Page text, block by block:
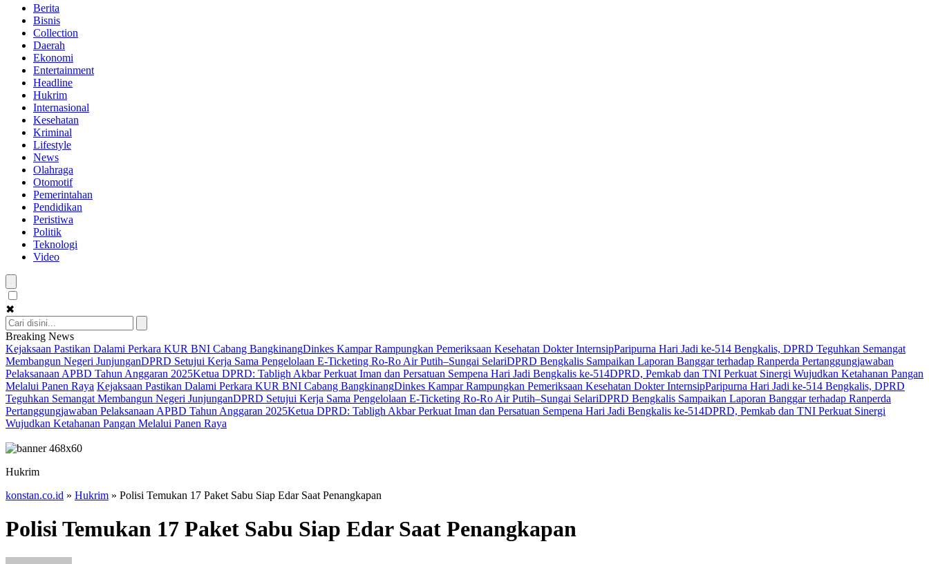
Berita
Bisnis
Collection
Daerah
Ekonomi
Entertainment
Headline
Hukrim
Internasional
Kesehatan
Kriminal
Lifestyle
News
Olahraga
Otomotif
Pemerintahan
Pendidikan
Peristiwa
Politik
Teknologi
Video
✖
Breaking News
Kejaksaan Pastikan Dalami Perkara KUR BNI Cabang BangkinangDinkes Kampar Rampungkan Pemeriksaan Kesehatan Dokter InternsipParipurna Hari Jadi ke-514 Bengkalis, DPRD Teguhkan Semangat
Membangun Negeri JunjunganDPRD Setujui Kerja Sama Pengelolaan E-Ticketing Ro-Ro Air Putih–Sungai SelariDPRD Bengkalis Sampaikan Laporan Banggar terhadap Ranperda Pertanggungjawaban
Pelaksanaan APBD Tahun Anggaran 2025Ketua DPRD: Tabligh Akbar Perkuat Iman dan Persatuan Sempena Hari Jadi Bengkalis ke-514DPRD, Pemkab dan TNI Perkuat Sinergi Wujudkan Ketahanan Pangan
Melalui Panen Raya Kejaksaan Pastikan Dalami Perkara KUR BNI Cabang BangkinangDinkes Kampar Rampungkan Pemeriksaan Kesehatan Dokter InternsipParipurna Hari Jadi ke-514 Bengkalis, DPRD
Teguhkan Semangat Membangun Negeri JunjunganDPRD Setujui Kerja Sama Pengelolaan E-Ticketing Ro-Ro Air Putih–Sungai SelariDPRD Bengkalis Sampaikan Laporan Banggar terhadap Ranperda
Pertanggungjawaban Pelaksanaan APBD Tahun Anggaran 2025Ketua DPRD: Tabligh Akbar Perkuat Iman dan Persatuan Sempena Hari Jadi Bengkalis ke-514DPRD, Pemkab dan TNI Perkuat Sinergi
Wujudkan Ketahanan Pangan Melalui Panen Raya
Hukrim
konstan.co.id » Hukrim » Polisi Temukan 17 Paket Sabu Siap Edar Saat Penangkapan
Polisi Temukan 17 Paket Sabu Siap Edar Saat Penangkapan